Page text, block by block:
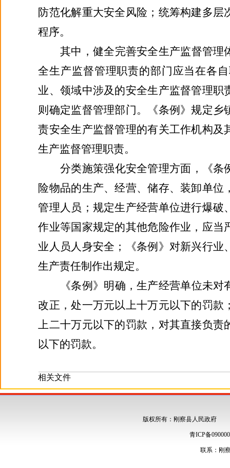
防范化解重大安全风险；统筹构建多
程序。
其中，健全完善安全生产监督管
全生产监督管理职责的部门应当在各
业、领域中涉及的安全生产监督管理
则确定监督管理部门。《条例》规定
责安全生产监督管理的有关工作机构
生产监督管理职责。
分类施策强化安全管理方面，《
险物品的生产、经营、储存、装卸单
管理人员；规定生产经营单位进行爆
作业等国家规定的其他危险作业，应
业人员人身安全；《条例》对新兴行
生产责任制作出规定。
《条例》明确，生产经营单位未
改正，处一万元以上十万元以下的罚
上二十万元以下的罚款，对其直接负
以下的罚款。
相关文件
版权所有：刚察县人民政府
青ICP备
联系：刚